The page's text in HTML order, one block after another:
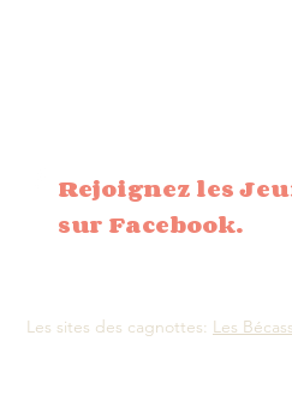
Rejoignez les
sur Facebook.
Les sites des cagnottes: Les